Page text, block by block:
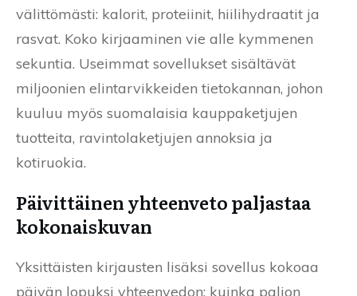
välittömästi: kalorit, proteiinit, hiilihydraatit ja
rasvat. Koko kirjaaminen vie alle kymmenen
sekuntia. Useimmat sovellukset sisältävät
miljoonien elintarvikkeiden tietokannan, johon
kuuluu myös suomalaisia kauppaketjujen
tuotteita, ravintolaketjujen annoksia ja
kotiruokia.
Päivittäinen yhteenveto paljastaa
kokonaiskuvan
Yksittäisten kirjausten lisäksi sovellus kokoaa
päivän lopuksi yhteenvedon: kuinka paljon